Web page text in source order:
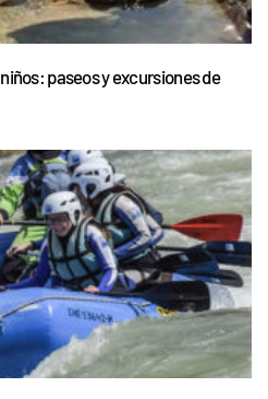
paseos y excursiones de